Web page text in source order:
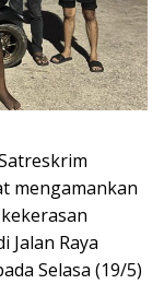
mengamankan
Jalan Raya
Selasa (19/5)